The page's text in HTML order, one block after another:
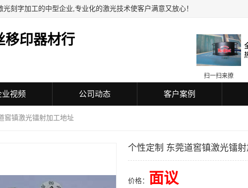
刻字加工的中型企业,专业化的激光技术使客户满意又放心！
移印器材行
扫一扫来撩
业视频 公司动态 客户案例
窖镇激光镭射加工地址
个性定制 东莞道窖镇激光镭
价格： 面议